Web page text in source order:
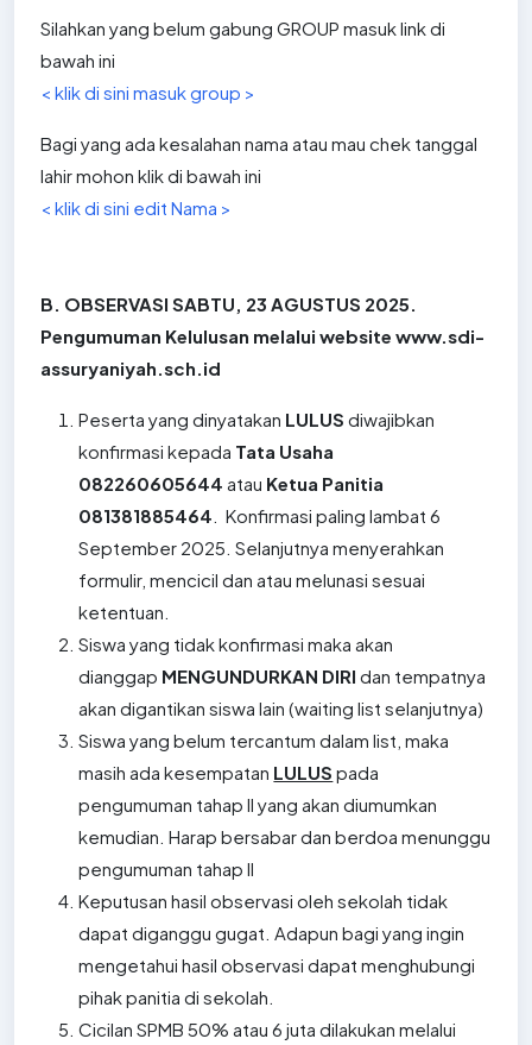
Silahkan yang belum gabung GROUP masuk link di
bawah ini
< klik di sini masuk group >
Bagi yang ada kesalahan nama atau mau chek tanggal
lahir mohon klik di bawah ini
< klik di sini edit Nama >
B. OBSERVASI SABTU, 23 AGUSTUS 2025.
Pengumuman Kelulusan melalui website www.sdi-
assuryaniyah.sch.id
Peserta yang dinyatakan LULUS diwajibkan
konfirmasi kepada Tata Usaha
082260605644atau Ketua Panitia
081381885464 . Konfirmasi paling lambat 6
September 2025. Selanjutnya menyerahkan
formulir, mencicil dan atau melunasi sesuai
ketentuan.
Siswa yang tidak konfirmasi maka akan
dianggap MENGUNDURKAN DIRIdan tempatnya
akan digantikan siswa lain (waiting list selanjutnya)
Siswa yang belum tercantum dalam list, maka
masih ada kesempatan LULUS pada
pengumuman tahap II yang akan diumumkan
kemudian. Harap bersabar dan berdoa menunggu
pengumuman tahap II
Keputusan hasil observasi oleh sekolah tidak
dapat diganggu gugat. Adapun bagi yang ingin
mengetahui hasil observasi dapat menghubungi
pihak panitia di sekolah.
Cicilan SPMB 50% atau 6 juta dilakukan melalui